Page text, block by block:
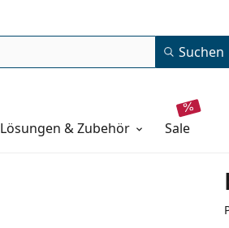
Suchen
Lösungen & Zubehör sale